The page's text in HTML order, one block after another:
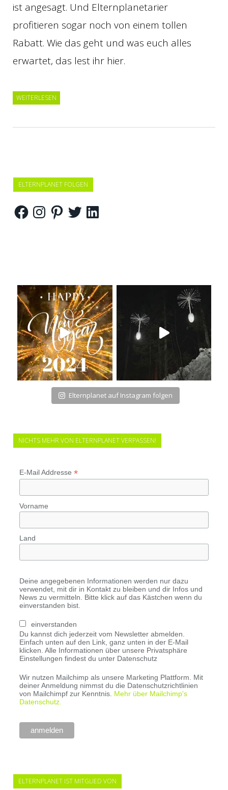
ist angesagt. Und Elternplanetarier
profitieren sogar noch von einem tollen
Rabatt. Wie das geht und was euch alles
erwartet, das lest ihr hier.
WEITERLESEN
ELTERNPLANET FOLGEN
FacebookInstagramPinterestTwitterLinkedIn
Elternplanet auf Instagram folgen
NICHTS MEHR VON ELTERNPLANET VERPASSEN!
E-Mail Addresse *
Vorname
Land
Deine angegebenen Informationen werden nur dazu
verwendet, mit dir in Kontakt zu bleiben und dir Infos und
News zu vermitteln. Bitte klick auf das Kästchen wenn du
einverstanden bist.
einverstanden
Du kannst dich jederzeit vom Newsletter abmelden.
Einfach unten auf den Link, ganz unten in der E-Mail
klicken. Alle Informationen über unsere Privatsphäre
Einstellungen findest du unter Datenschutz
Wir nutzen Mailchimp als unsere Marketing Plattform. Mit
deiner Anmeldung nimmst du die Datenschutzrichtlinien
von Mailchimpf zur Kenntnis. Mehr über Mailchimp's
Datenschutz.
ELTERNPLANET IST MITGLIED VON